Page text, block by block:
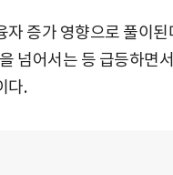
증가 영향으로 풀이된
넘어서는 등 급등하면
다.